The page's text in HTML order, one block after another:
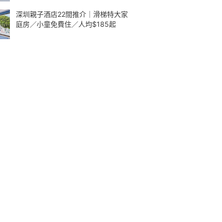
深圳親子酒店22間推介｜滑梯特大家
庭房／小童免費住／人均$185起